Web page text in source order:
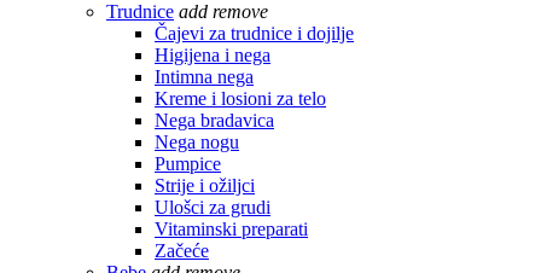
Trudnice add remove
Čajevi za trudnice i dojilje
Higijena i nega
Intimna nega
Kreme i losioni za telo
Nega bradavica
Nega nogu
Pumpice
Strije i ožiljci
Ulošci za grudi
Vitaminski preparati
Začeće